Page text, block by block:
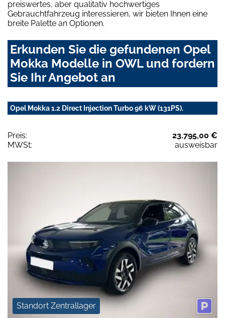
preiswertes, aber qualitativ hochwertiges
Gebrauchtfahrzeug interessieren, wir bieten Ihnen eine
breite Palette an Optionen.
Erkunden Sie die gefundenen Opel
Mokka Modelle in OWL und fordern
Sie Ihr Angebot an
Opel Mokka 1.2 Direct Injection Turbo 96 kW (131PS).
Preis:
23.795,00 €
MWSt:
ausweisbar
Standort Zentrallager